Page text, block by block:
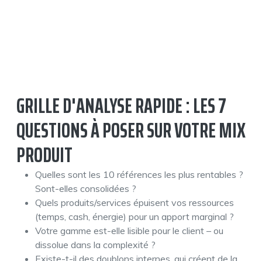
GRILLE D'ANALYSE RAPIDE : LES 7
QUESTIONS À POSER SUR VOTRE MIX
PRODUIT
Quelles sont les 10 références les plus rentables ?
Sont-elles consolidées ?
Quels produits/services épuisent vos ressources
(temps, cash, énergie) pour un apport marginal ?
Votre gamme est-elle lisible pour le client – ou
dissolue dans la complexité ?
Existe-t-il des doublons internes, qui créent de la